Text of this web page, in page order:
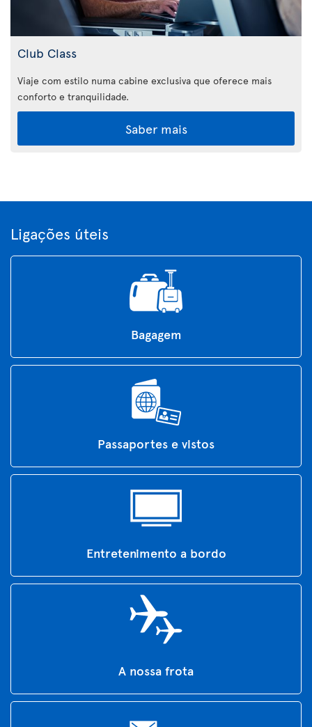
Club Class
Viaje com estilo numa cabine exclusiva que oferece mais
conforto e tranquilidade.
Saber mais
Ligações úteis
Bagagem
Passaportes e vistos
Entretenimento a bordo
A nossa frota